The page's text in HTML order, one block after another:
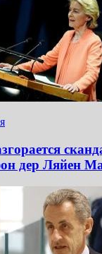
дер Ляйен